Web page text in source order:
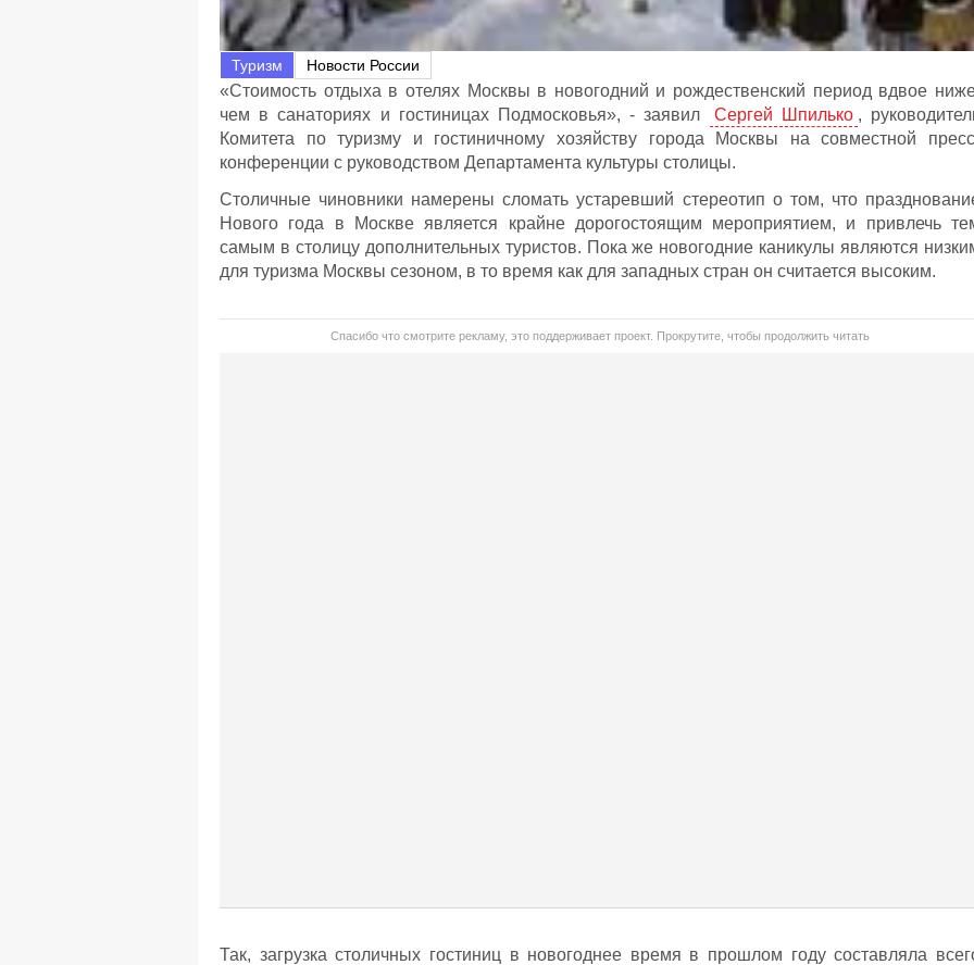
Туризм Новости России
«Стоимость отдыха в отелях Москвы в новогодний и рождественский период вдвое
чем в санаториях и гостиницах Подмосковья», - заявил
Сергей Шпилько ,
Комитета по туризму и гостиничному хозяйству города Москвы на совместной
конференции с руководством Департамента культуры столицы.
Столичные чиновники намерены сломать устаревший стереотип о том, что
Нового года в Москве является крайне дорогостоящим мероприятием, и привлечь
самым в столицу дополнительных туристов. Пока же новогодние каникулы являются
для туризма Москвы сезоном, в то время как для западных стран он считается высоким.
Спасибо что смотрите рекламу, это поддерживает проект. Прокрутите, чтобы продолжить читать
Так, загрузка столичных гостиниц в новогоднее время в прошлом году составляла